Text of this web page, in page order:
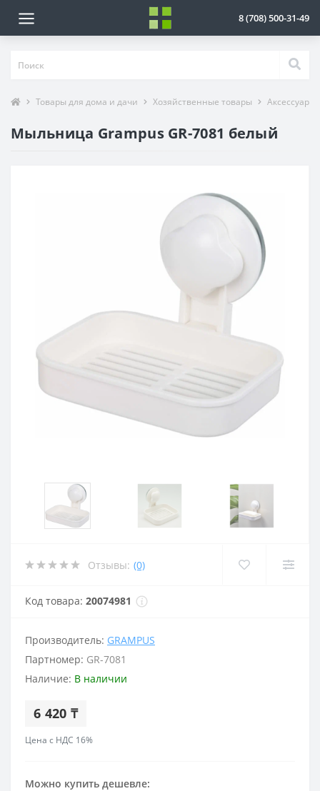
8 (708) 500-31-49
Товары для дома и дачи Хозяйственные товары Аксессуары
Мыльница Grampus GR-7081 белый
Отзывы: (0)
Код товара: 20074981
Производитель: GRAMPUS
Партномер: GR-7081
Наличие: В наличии
6 420 ₸
Цена с НДС 16%
Можно купить дешевле: